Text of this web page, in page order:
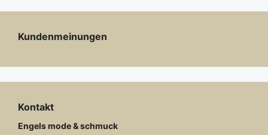
Kundenmeinungen
Kontakt
Engels mode & schmuck